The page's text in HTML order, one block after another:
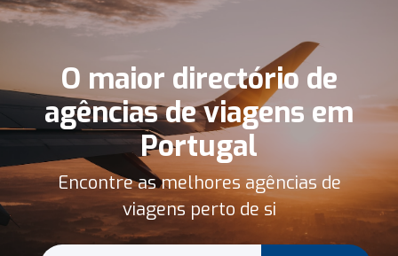
O maior directório de
agências de viagens em
Portugal
Encontre as melhores agências de
viagens perto de si